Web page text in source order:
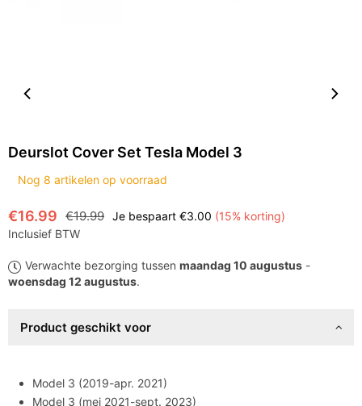
Deurslot Cover Set Tesla Model 3
Nog 8 artikelen op voorraad
Normale
prijs
€16.99 €19.99 Je bespaart €3.00 (15% korting)
Inclusief BTW
Verwachte bezorging tussen maandag 10 augustus -
woensdag 12 augustus.
Product geschikt voor
Model 3 (2019-apr. 2021)
Model 3 (mei 2021-sept. 2023)